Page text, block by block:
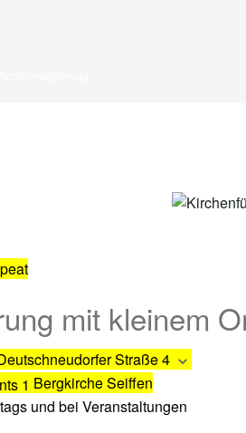
mit kleinem
Straße 4
Bergkirche Seiffen
und bei Veranstaltungen